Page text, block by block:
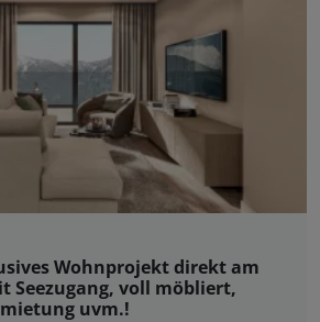
Wohnprojekt direkt am
Seezugang, voll möbliert,
uvm.!
Liste der Partner (Lieferanten)